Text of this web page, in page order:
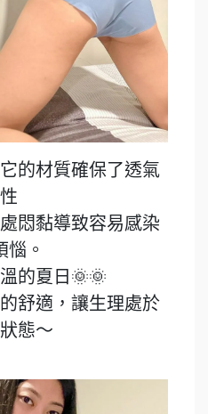
的材質確保了透氣
性
悶黏導致容易感染
惱。
的夏日🌞🌞
舒適，讓生理處於
態～